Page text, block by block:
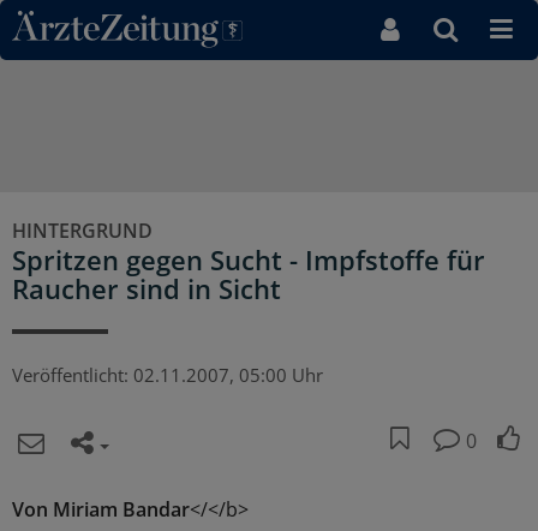
Direkt zum Inhaltsbereich
HINTERGRUND
Spritzen gegen Sucht - Impfstoffe für
Raucher sind in Sicht
Veröffentlicht: 02.11.2007, 05:00 Uhr
0
Von Miriam Bandar</</b>